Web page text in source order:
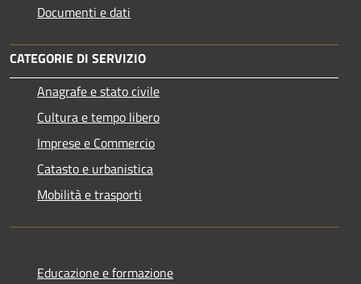
Documenti e dati
CATEGORIE DI SERVIZIO
Anagrafe e stato civile
Cultura e tempo libero
Imprese e Commercio
Catasto e urbanistica
Mobilità e trasporti
Educazione e formazione